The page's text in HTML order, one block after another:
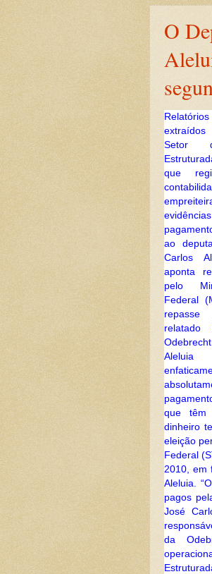
O
Setor
que
ao
Carlos
aponta
pelo
Federal
que
dinheiro
eleição
Federal
2010, em
Aleluia.
pagos
José
da